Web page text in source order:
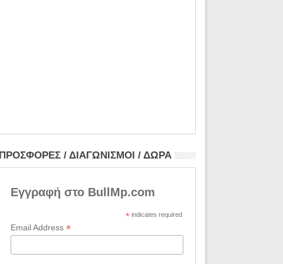
ΠΡΟΣΦΟΡΕΣ / ΔΙΑΓΩΝΙΣΜΟΙ / ΔΩΡΑ
Εγγραφή στο BullMp.com
* indicates required
Email Address*